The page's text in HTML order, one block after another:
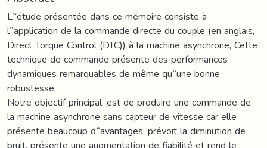
L‟étude présentée dans ce mémoire consiste à
l‟application de la commande directe du couple (en anglais,
Direct Torque Control (DTC)) à la machine asynchrone, Cette
technique de commande présente des performances
dynamiques remarquables de même qu‟une bonne
robustesse.
Notre objectif principal, est de produire une commande de
la machine asynchrone sans capteur de vitesse car elle
présente beaucoup d‟avantages; prévoit la diminution de